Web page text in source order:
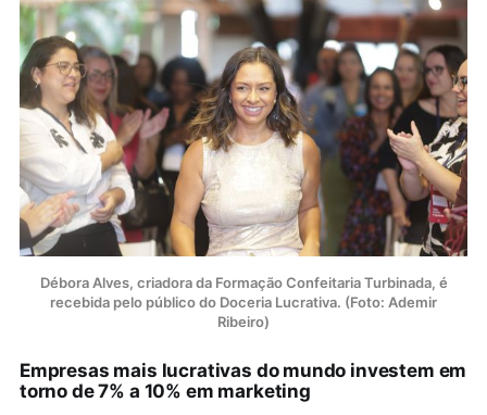
Débora Alves, criadora da Formação Confeitaria Turbinada, é
recebida pelo público do Doceria Lucrativa. (Foto: Ademir
Ribeiro)
Empresas mais lucrativas do mundo investem em
torno de 7% a 10% em marketing